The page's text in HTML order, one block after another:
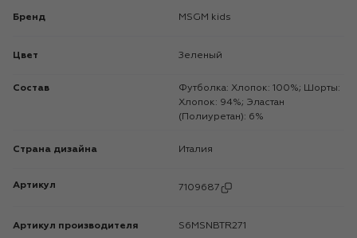
Бренд MSGM kids
Цвет Зеленый
Состав
Футболка: Хлопок: 100%; Шорты:
Хлопок: 94%; Эластан
(Полиуретан): 6%
Страна дизайна Италия
Артикул 7109687
Артикул производителя S6MSNBTR271